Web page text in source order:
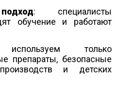
: специалисты
обучение и работают
только
препараты, безопасные
и детских